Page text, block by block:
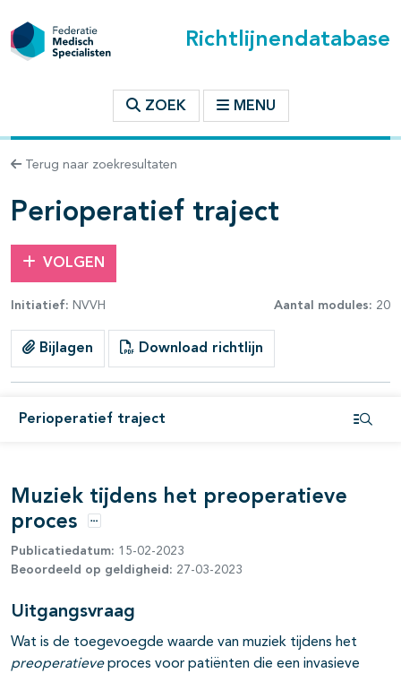
Richtlijnendatabase
ZOEK MENU
Terug naar zoekresultaten
Perioperatief traject
VOLGEN
Initiatief: NVVH Aantal modules: 20
Bijlagen Download richtlijn
Perioperatief traject
binnen deze richtlijn
Muziek tijdens het preoperatieve
proces
Opties
Publicatiedatum: 15-02-2023
Beoordeeld op geldigheid: 27-03-2023
Uitgangsvraag
Wat is de toegevoegde waarde van muziek tijdens het
preoperatieveproces voor patiënten die een invasieve